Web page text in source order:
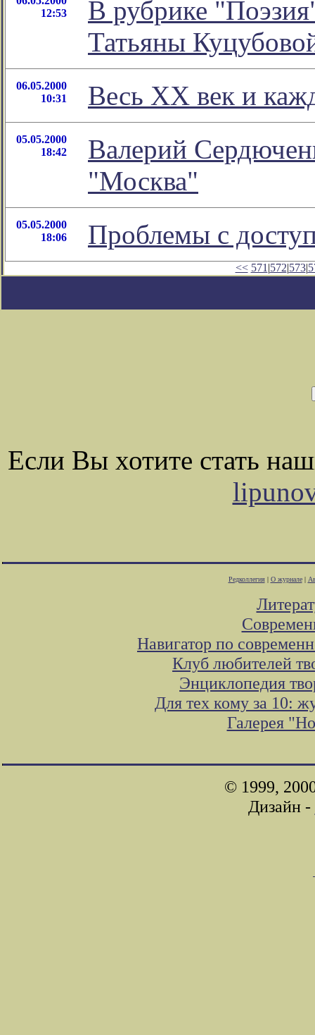
12:53
В рубрике
Татьяны
06.05.2000
10:31
Весь XX век и
05.05.2000
18:42
Валерий
"Москва"
05.05.2000
18:06
Проблемы с
<< 571 |572|573|
Если Вы хотите стать
Редколлегия| О журнале|
Навигатор по
Клуб любителей
Энциклопедия
Для тех кому за 10:
Галерея
© 1999,
Дизайн -